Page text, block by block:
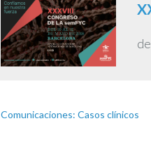
Comunicaciones: Casos clínicos